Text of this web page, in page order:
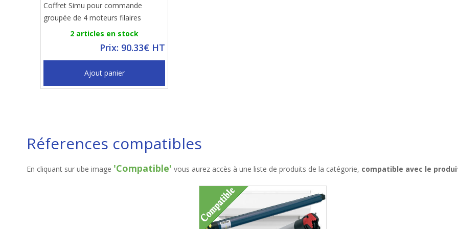
Coffret Simu pour commande
groupée de 4 moteurs filaires
2 articles en stock
Prix: 90.33€ HT
Ajout panier
Réferences compatibles
En cliquant sur ube image 'Compatible' vous aurez accès à une liste de produits de la catégorie, compatible avec le